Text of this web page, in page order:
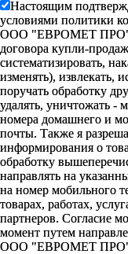
Настоящим
условиями политики
ООО "ЕВРОМЕТ ПРО" в
договора купли-
систематизировать,
изменять), извлекать,
поручать обработку
удалять, уничтожать
номера домашнего и
почты. Также я
информирования о
обработку
направлять на
на номер мобильного
товарах, работах,
партнеров. Согласие
момент путем
ООО "ЕВРОМЕТ